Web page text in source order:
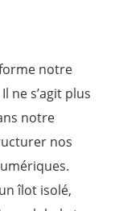
notre
ne s’agit plus
notre
nos
îlot isolé,